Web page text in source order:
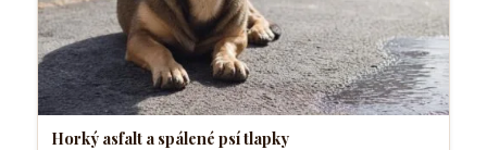
Horký asfalt a spálené psí tlapky